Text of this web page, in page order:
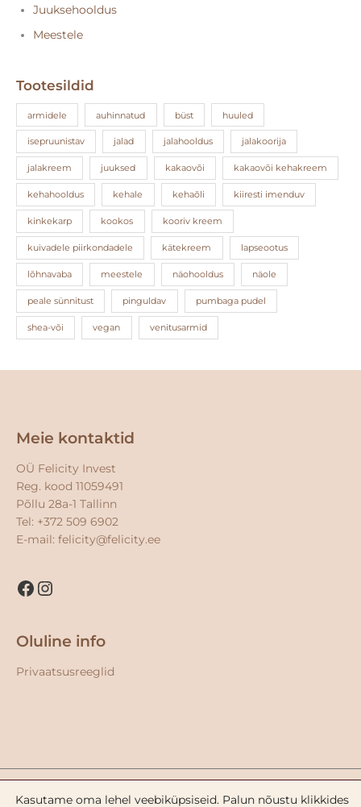
Juuksehooldus
Meestele
Tootesildid
armidele auhinnatud büst huuled
isepruunistav jalad jalahooldus jalakoorija
jalakreem juuksed kakaovõi kakaovõi kehakreem
kehahooldus kehale kehaõli kiiresti imenduv
kinkekarp kookos kooriv kreem
kuivadele piirkondadele kätekreem lapseootus
lõhnavaba meestele näohooldus näole
peale sünnitust pinguldav pumbaga pudel
shea-või vegan venitusarmid
Meie kontaktid
OÜ Felicity Invest
Reg. kood 11059491
Põllu 28a-1 Tallinn
Tel: +372 509 6902
E-mail: felicity@felicity.ee
Oluline info
Privaatsusreeglid
Copyright © 2026Palmers-shop.ee
Kasutame oma lehel veebiküpsiseid. Palun nõustu klikkides